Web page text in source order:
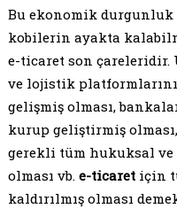
Bu ekonomik
kobilerin ayakta
e-ticaret son çareleridir.
ve lojistik
gelişmiş olması,
kurup geliştirmiş
gerekli tüm hukuksal
olması vb. e-ticaretiçin
kaldırılmış olması